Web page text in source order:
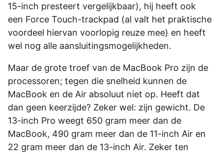
15-inch presteert vergelijkbaar), hij heeft ook
een Force Touch-trackpad (al valt het praktische
voordeel hiervan voorlopig reuze mee) en heeft
wel nog alle aansluitingsmogelijkheden.
Maar de grote troef van de MacBook Pro zijn de
processoren; tegen die snelheid kunnen de
MacBook en de Air absoluut niet op. Heeft dat
dan geen keerzijde? Zeker wel: zijn gewicht. De
13-inch Pro weegt 650 gram meer dan de
MacBook, 490 gram meer dan de 11-inch Air en
22 gram meer dan de 13-inch Air. Zeker ten